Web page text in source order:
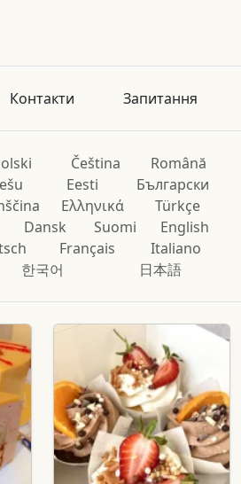
Контакти Запитання
Čeština
Română
Eesti
Български
Ελληνικά
Türkçe
Dansk Suomi
English
Français
Italiano
한국어 日本語